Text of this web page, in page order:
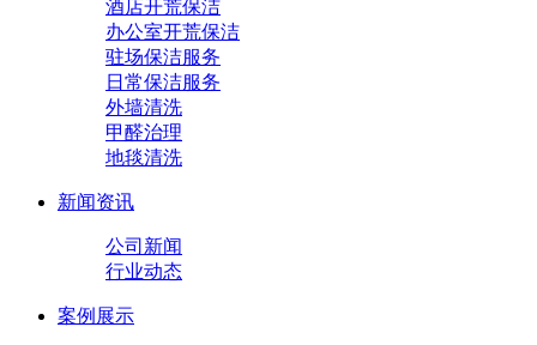
酒店开荒保洁
办公室开荒保洁
驻场保洁服务
日常保洁服务
外墙清洗
甲醛治理
地毯清洗
新闻资讯
公司新闻
行业动态
案例展示